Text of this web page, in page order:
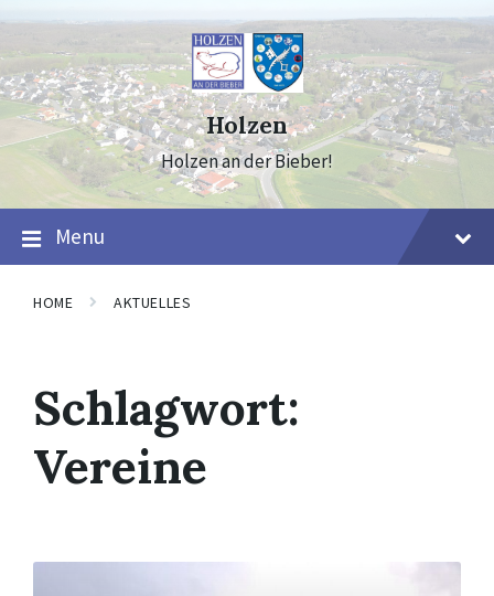
to
content
to
navigation
to
footer
Holzen
Holzen an der Bieber!
Menu
HOME AKTUELLES
Schlagwort:
Vereine
Mehr